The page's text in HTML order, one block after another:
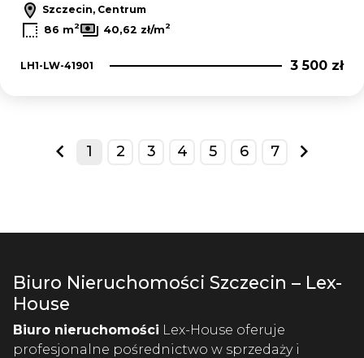
Szczecin, Centrum
86 m2 40,62 zł/m2
LH1-LW-41901 3 500 zł
prev
1 2 3 4 5 6 7
next
Biuro Nieruchomości Szczecin – Lex-
House
Biuro nieruchomości Lex-House oferuje
profesjonalne pośrednictwo w sprzedaży i